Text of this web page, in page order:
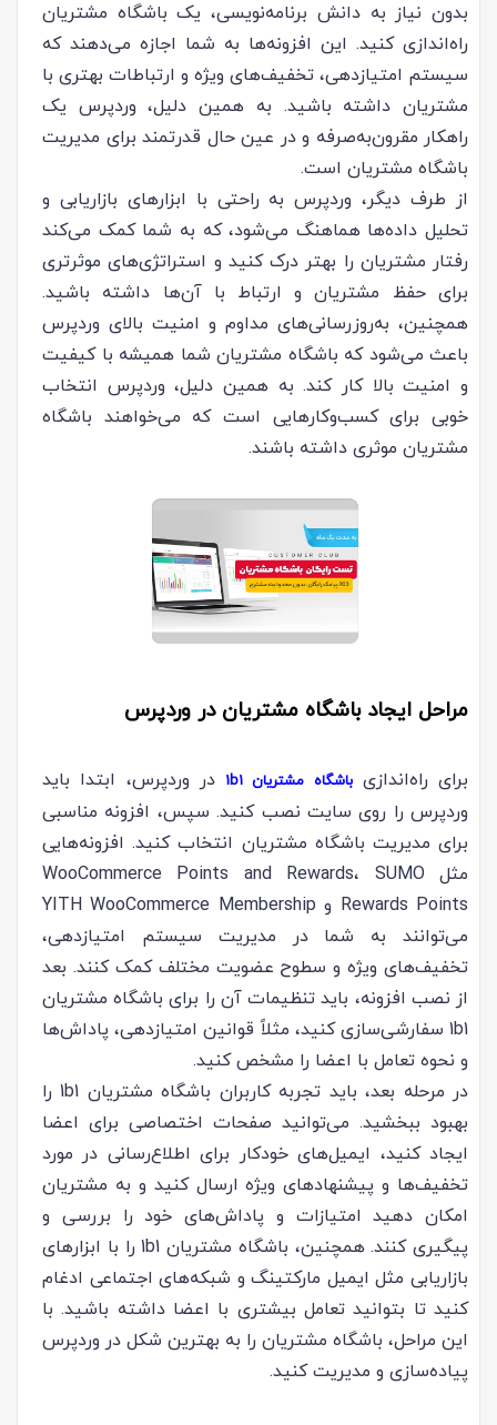
بدون نیاز به دانش برنامه‌نویسی، یک باشگاه مشتریان
راه‌اندازی کنید. این افزونه‌ها به شما اجازه می‌دهند که
سیستم امتیازدهی، تخفیف‌های ویژه و ارتباطات بهتری با
مشتریان داشته باشید. به همین دلیل، وردپرس یک
راهکار مقرون‌به‌صرفه و در عین حال قدرتمند برای مدیریت
باشگاه مشتریان است.
از طرف دیگر، وردپرس به راحتی با ابزارهای بازاریابی و
تحلیل داده‌ها هماهنگ می‌شود، که به شما کمک می‌کند
رفتار مشتریان را بهتر درک کنید و استراتژی‌های موثرتری
برای حفظ مشتریان و ارتباط با آن‌ها داشته باشید.
همچنین، به‌روزرسانی‌های مداوم و امنیت بالای وردپرس
باعث می‌شود که باشگاه مشتریان شما همیشه با کیفیت
و امنیت بالا کار کند. به همین دلیل، وردپرس انتخاب
خوبی برای کسب‌وکارهایی است که می‌خواهند باشگاه
مشتریان موثری داشته باشند.
مراحل ایجاد باشگاه مشتریان در وردپرس
برای راه‌اندازیباشگاه مشتریان 1b1
در وردپرس، ابتدا باید
وردپرس را روی سایت نصب کنید. سپس، افزونه مناسبی
برای مدیریت باشگاه مشتریان انتخاب کنید. افزونه‌هایی
مثل WooCommerce Points and Rewards، SUMO
Rewards Points و YITH WooCommerce Membership
می‌توانند به شما در مدیریت سیستم امتیازدهی،
تخفیف‌های ویژه و سطوح عضویت مختلف کمک کنند. بعد
از نصب افزونه، باید تنظیمات آن را برای باشگاه مشتریان
1b1 سفارشی‌سازی کنید، مثلاً قوانین امتیازدهی، پاداش‌ها
و نحوه تعامل با اعضا را مشخص کنید.
در مرحله بعد، باید تجربه کاربران باشگاه مشتریان 1b1 را
بهبود ببخشید. می‌توانید صفحات اختصاصی برای اعضا
ایجاد کنید، ایمیل‌های خودکار برای اطلاع‌رسانی در مورد
تخفیف‌ها و پیشنهادهای ویژه ارسال کنید و به مشتریان
امکان دهید امتیازات و پاداش‌های خود را بررسی و
پیگیری کنند. همچنین، باشگاه مشتریان 1b1 را با ابزارهای
بازاریابی مثل ایمیل مارکتینگ و شبکه‌های اجتماعی ادغام
کنید تا بتوانید تعامل بیشتری با اعضا داشته باشید. با
این مراحل، باشگاه مشتریان را به بهترین شکل در وردپرس
پیاده‌سازی و مدیریت کنید.